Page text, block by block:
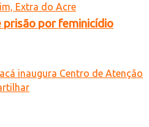
prisão por feminicídio
Extra do Acre